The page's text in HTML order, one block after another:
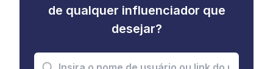
de qualquer influenciador que
desejar?